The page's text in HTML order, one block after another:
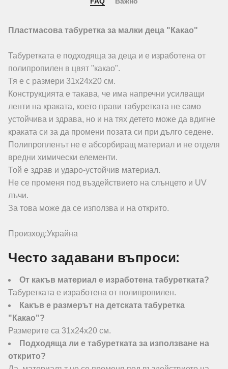
Пластмасова табуретка за малки деца "Какао"
Табуретката е подходяща за деца и е изработена от
полипропилен в цвят "какао".
Тя е с размери 31х24х20 см.
Конструкцията е такава, че има напречни усилващи
ленти на краката, което прави табуретката не само
устойчива и здрава, но и на тях детето може да вдигне
краката си за да промени позата си при дълго седене.
Полипропленът не е абсорбиращ материал и не отделя
вредни химически елементи.
Той е здрав и ударо-устойчив материал.
Не се променя под въздействието на слънцето и UV
лъчи.
За това може да се използва и на открито.
Произход:Украйна
Често задавани въпроси:
От какъв материал е изработена табуретката?
Табуретката е изработена от полипропилен.
Какъв е размерът на детската табуретка
"Какао"?
Размерите са 31х24х20 см.
Подходяща ли е табуретката за използване на
открито?